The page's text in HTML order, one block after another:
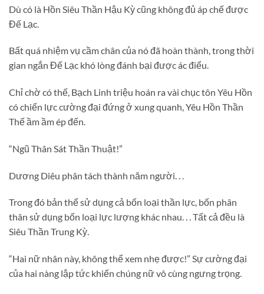
Dù có là Hồn Siêu Thần Hậu Kỳ cũng không đủ áp chế được
Đế Lạc.
Bất quá nhiệm vụ cầm chân của nó đã hoàn thành, trong thời
gian ngắn Đế Lạc khó lòng đánh bại được ác điểu.
Chỉ chờ có thế, Bạch Linh triệu hoán ra vài chục tôn Yêu Hồn
có chiến lực cường đại đứng ở xung quanh, Yêu Hồn Thần
Thế ầm ầm ép đến.
“Ngũ Thân Sát Thần Thuật!”
Dương Diêu phân tách thành năm người. . .
Trong đó bản thể sử dụng cả bốn loại thần lực, bốn phân
thân sử dụng bốn loại lực lượng khác nhau. . . Tất cả đều là
Siêu Thần Trung Kỳ.
“Hai nữ nhân này, không thể xem nhẹ được!” Sự cường đại
của hai nàng lập tức khiến chúng nữ vô cùng ngưng trọng.